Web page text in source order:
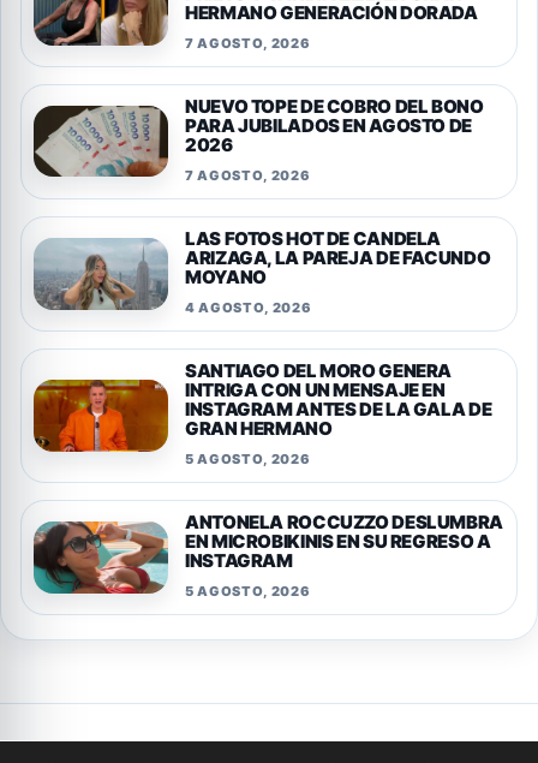
HERMANO GENERACIÓN DORADA
7 AGOSTO, 2026
NUEVO TOPE DE COBRO DEL BONO
PARA JUBILADOS EN AGOSTO DE
2026
7 AGOSTO, 2026
LAS FOTOS HOT DE CANDELA
ARIZAGA, LA PAREJA DE FACUNDO
MOYANO
4 AGOSTO, 2026
SANTIAGO DEL MORO GENERA
INTRIGA CON UN MENSAJE EN
INSTAGRAM ANTES DE LA GALA DE
GRAN HERMANO
5 AGOSTO, 2026
ANTONELA ROCCUZZO DESLUMBRA
EN MICROBIKINIS EN SU REGRESO A
INSTAGRAM
5 AGOSTO, 2026
PrivacidadCookiesTerminos y condicionesAviso legal